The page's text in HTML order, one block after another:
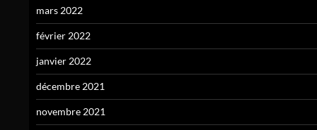
mars 2022
février 2022
janvier 2022
décembre 2021
novembre 2021